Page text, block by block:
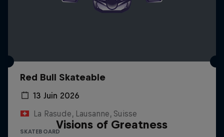
Red Bull Skateable
13 Juin 2026
La Rasude, Lausanne, Suisse
SKATEBOARD
Visions of Greatness